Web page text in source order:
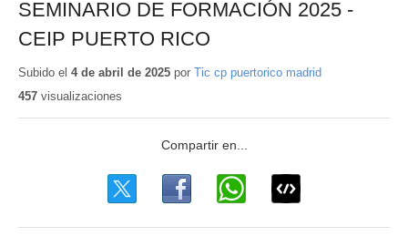
SEMINARIO DE FORMACIÓN 2025 -
CEIP PUERTO RICO
Subido el 4 de abril de 2025 por Tic cp puertorico madrid
457 visualizaciones